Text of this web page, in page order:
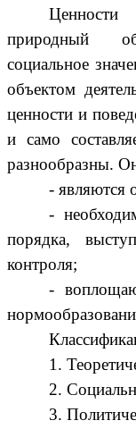
природный
социальное
объектом
ценности и
и само
разнообразны.
- являются
-
порядка,
контроля;
-
1.
2.
3.